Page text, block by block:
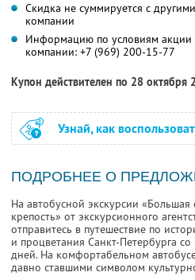
Скидка не суммируется с
компании
Информацию по условиям акции
компании: +7 (969) 200-15-77
Купон действителен по 28 октября
Узнай, как
ПОДРОБНЕЕ О
На автобусной экскурсии «Большая
крепость» от экскурсионного
отправитесь в путешествие по
и процветания Санкт-Петербурга
дней. На комфортабельном
давно ставшими символом